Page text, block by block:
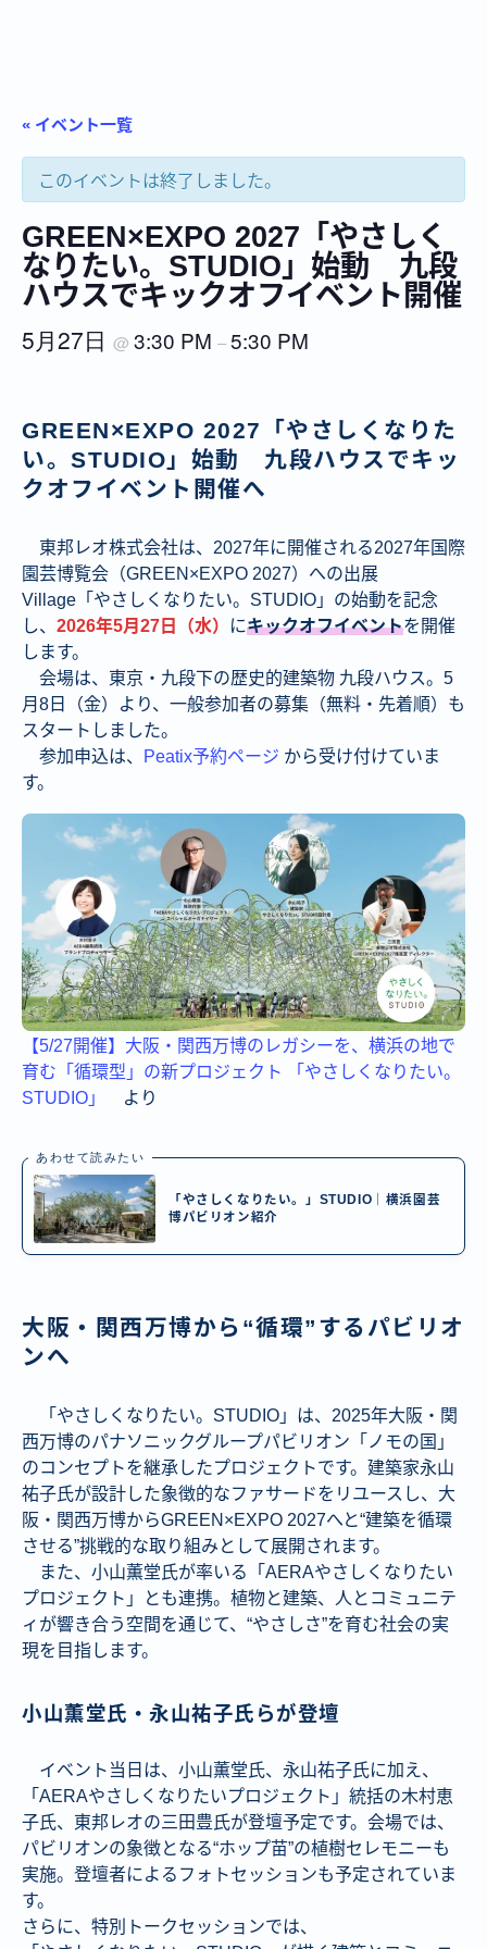
« イベント一覧
このイベントは終了しました。
GREEN×EXPO 2027「やさしく
なりたい。STUDIO」始動 九段
ハウスでキックオフイベント開催
5月27日 @ 3:30 PM –5:30 PM
GREEN×EXPO 2027「やさしくなりた
い。STUDIO」始動 九段ハウスでキッ
クオフイベント開催へ
東邦レオ株式会社は、2027年に開催される2027年国際
園芸博覧会（GREEN×EXPO 2027）への出展
Village「やさしくなりたい。STUDIO」の始動を記念
し、 2026年5月27日（水） にキックオフイベントを開催
します。
会場は、東京・九段下の歴史的建築物 九段ハウス。5
月8日（金）より、一般参加者の募集（無料・先着順）も
スタートしました。
参加申込は、
Peatix予約ページ から受け付けていま
す。
【5/27開催】大阪・関西万博のレガシーを、横浜の地で
育む「循環型」の新プロジェクト 「やさしくなりたい。
STUDIO」
より
あわせて読みたい
「やさしくなりたい。」STUDIO｜横浜園芸
博パビリオン紹介
大阪・関西万博から“循環”するパビリオ
ンへ
「やさしくなりたい。STUDIO」は、2025年大阪・関
西万博のパナソニックグループパビリオン「ノモの国」
のコンセプトを継承したプロジェクトです。建築家永山
祐子氏が設計した象徴的なファサードをリユースし、大
阪・関西万博からGREEN×EXPO 2027へと“建築を循環
させる”挑戦的な取り組みとして展開されます。
また、小山薫堂氏が率いる「AERAやさしくなりたい
プロジェクト」とも連携。植物と建築、人とコミュニテ
ィが響き合う空間を通じて、“やさしさ”を育む社会の実
現を目指します。
小山薫堂氏・永山祐子氏らが登壇
イベント当日は、小山薫堂氏、永山祐子氏に加え、
「AERAやさしくなりたいプロジェクト」統括の木村恵
子氏、東邦レオの三田豊氏が登壇予定です。会場では、
パビリオンの象徴となる“ホップ苗”の植樹セレモニーも
実施。登壇者によるフォトセッションも予定されていま
す。
さらに、特別トークセッションでは、